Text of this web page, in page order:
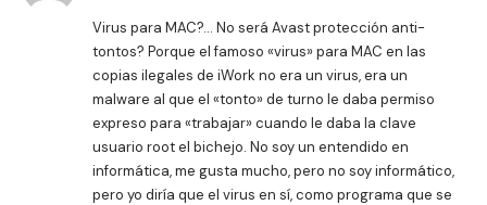
Virus para MAC?… No será Avast protección anti-
tontos? Porque el famoso «virus» para MAC en las
copias ilegales de iWork no era un virus, era un
malware al que el «tonto» de turno le daba permiso
expreso para «trabajar» cuando le daba la clave
usuario root el bichejo. No soy un entendido en
informática, me gusta mucho, pero no soy informático,
pero yo diría que el virus en sí, como programa que se